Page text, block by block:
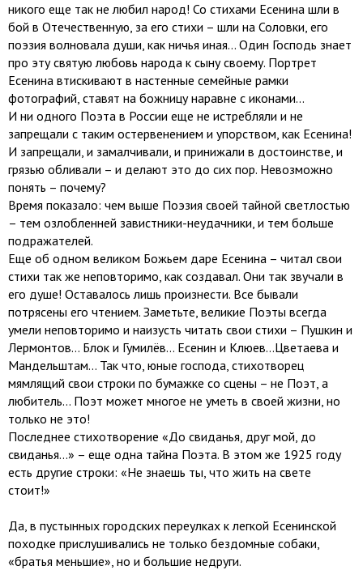
никого еще так не любил народ! Со стихами Есенина шли в
бой в Отечественную, за его стихи – шли на Соловки, его
поэзия волновала души, как ничья иная… Один Господь знает
про эту святую любовь народа к сыну своему. Портрет
Есенина втискивают в настенные семейные рамки
фотографий, ставят на божницу наравне с иконами…
И ни одного Поэта в России еще не истребляли и не
запрещали с таким остервенением и упорством, как Есенина!
И запрещали, и замалчивали, и принижали в достоинстве, и
грязью обливали – и делают это до сих пор. Невозможно
понять – почему?
Время показало: чем выше Поэзия своей тайной светлостью
– тем озлобленней завистники-неудачники, и тем больше
подражателей.
Еще об одном великом Божьем даре Есенина – читал свои
стихи так же неповторимо, как создавал. Они так звучали в
его душе! Оставалось лишь произнести. Все бывали
потрясены его чтением. Заметьте, великие Поэты всегда
умели неповторимо и наизусть читать свои стихи – Пушкин и
Лермонтов… Блок и Гумилёв… Есенин и Клюев…Цветаева и
Мандельштам… Так что, юные господа, стихотворец
мямлящий свои строки по бумажке со сцены – не Поэт, а
любитель… Поэт может многое не уметь в своей жизни, но
только не это!
Последнее стихотворение «До свиданья, друг мой, до
свиданья…» – еще одна тайна Поэта. В этом же 1925 году
есть другие строки: «Не знаешь ты, что жить на свете
стоит!»
Да, в пустынных городских переулках к легкой Есенинской
походке прислушивались не только бездомные собаки,
«братья меньшие», но и большие недруги.